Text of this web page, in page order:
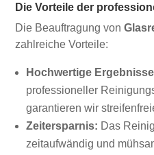
Die Vorteile der
Die Beauftragung von
zahlreiche Vorteile:
Hochwertige
professioneller
garantieren wir
Zeitersparnis: Das
zeitaufwändig und